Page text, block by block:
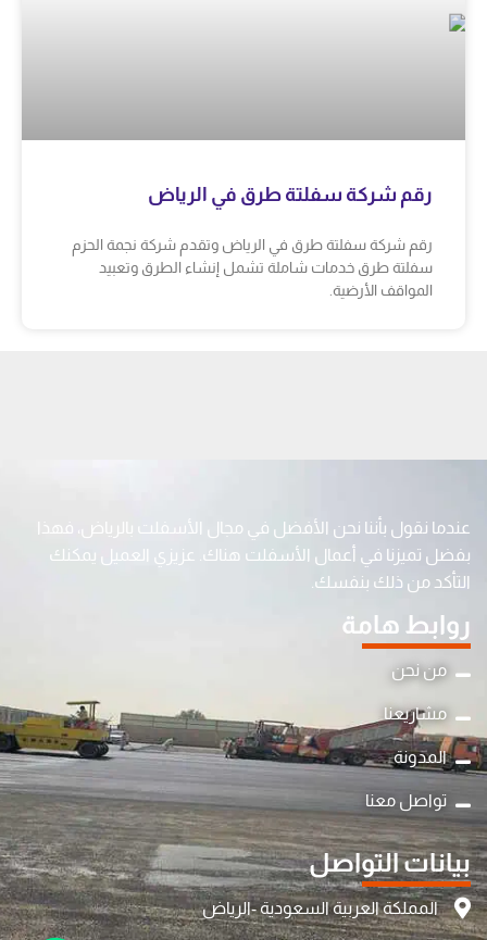
رقم شركة سفلتة طرق في الرياض
رقم شركة سفلتة طرق في الرياض وتقدم شركة نجمة الحزم
سفلتة طرق خدمات شاملة تشمل إنشاء الطرق وتعبيد
المواقف الأرضية.
عندما نقول بأننا نحن الأفضل في مجال الأسفلت بالرياض، فهذا
بفضل تميزنا في أعمال الأسفلت هناك. عزيزي العميل يمكنك
التأكد من ذلك بنفسك.
روابط هامة
من نحن
مشاريعنا
المدونة
تواصل معنا
بيانات التواصل
المملكة العربية السعودية -الرياض
c
h
a
t